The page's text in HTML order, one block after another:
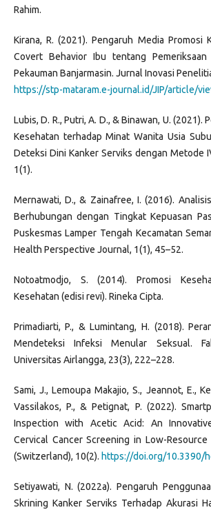
Rahim.
Kirana, R. (2021). Pengaruh Media Promosi
Covert Behavior Ibu tentang Pemeriksaan
Pekauman Banjarmasin. Jurnal Inovasi
https://stp-mataram.e-journal.id/JIP/article/
Lubis, D. R., Putri, A. D., & Binawan, U. (2021).
Kesehatan terhadap Minat Wanita Usia
Deteksi Dini Kanker Serviks dengan Metode
1(1).
Mernawati, D., & Zainafree, I. (2016).
Berhubungan dengan Tingkat Kepuasan
Puskesmas Lamper Tengah Kecamatan
Health Perspective Journal, 1(1), 45–52.
Notoatmodjo, S. (2014). Promosi
Kesehatan (edisi revi). Rineka Cipta.
Primadiarti, P., & Lumintang, H. (2018).
Mendeteksi Infeksi Menular Seksual.
Universitas Airlangga, 23(3), 222–228.
Sami, J., Lemoupa Makajio, S., Jeannot, E.,
Vassilakos, P., & Petignat, P. (2022).
Inspection with Acetic Acid: An
Cervical Cancer Screening in Low-
(Switzerland), 10(2). https://doi.org/10.3390/
Setiyawati, N. (2022a). Pengaruh
Skrining Kanker Serviks Terhadap Akurasi